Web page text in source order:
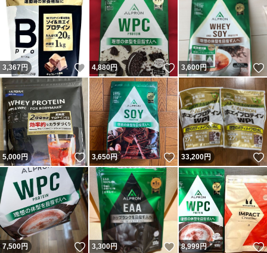
3,367 円 いいね！
4,880円 いいね！
3,600円
5,000円 いいね！
3,650円 いいね！
33,200円
7,500円 いいね！
3,300円 いいね！
8,999円